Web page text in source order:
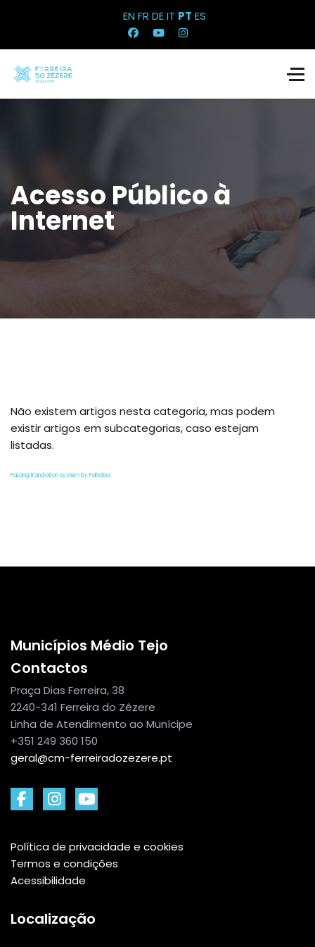
EN FR DEIT PT ES
Acesso Público à
Internet
Não existem artigos nesta categoria, mas podem
existir artigos em subcategorias, caso estejam
listadas.
FaLang translation system by Faboba
Municípios Médio Tejo
Contactos
Praça Dias Ferreira, 38
2240-341 Ferreira do Zêzere
Linha de Atendimento ao Munícipe
+351 249 360 150
geral@cm-ferreiradozezere.pt
Política de privacidade e cookies
Termos e condições
Acessibilidade
Localização